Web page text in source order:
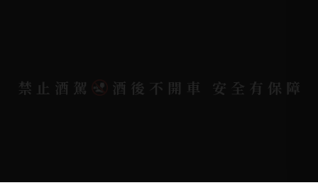
2026. All rights reserved.
Designed By
Bondlink
禁止酒駕 酒後不開車 安全有保障